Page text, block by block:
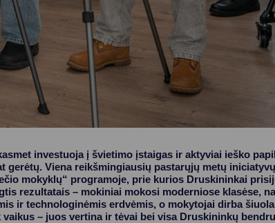
investuoja į švietimo įstaigas ir aktyviai ieško
gerėtų. Viena reikšmingiausių pastarųjų metų
mokyklų“ programoje, prie kurios Druskininkai
rezultatais – mokiniai mokosi moderniose klasėse,
ir technologinėmis erdvėmis, o mokytojai dirba
vaikus – juos vertina ir tėvai bei visa Druskininkų